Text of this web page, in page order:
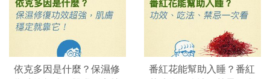
依克多因是什麼？保濕修
番紅花能幫助入睡？番紅